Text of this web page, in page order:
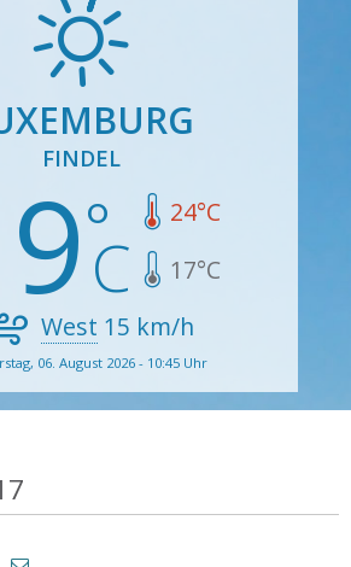
FINDEL
24°C
17°C
West 15 km/h
06. August 2026 - 10:45 Uhr